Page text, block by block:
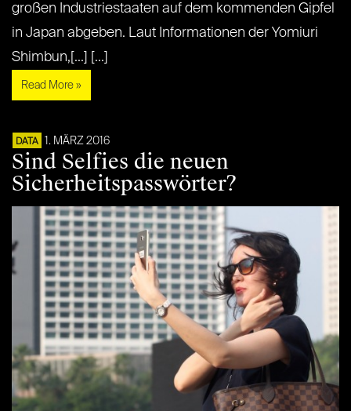
großen Industriestaaten auf dem kommenden Gipfel
in Japan abgeben. Laut Informationen der Yomiuri
Shimbun,[...] [...]
Read More »
DATA 1. MÄRZ 2016
Sind Selfies die neuen
Sicherheitspasswörter?